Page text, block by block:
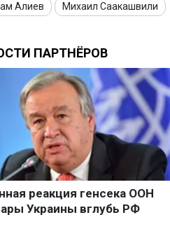
Алиев Михаил Саакашвили